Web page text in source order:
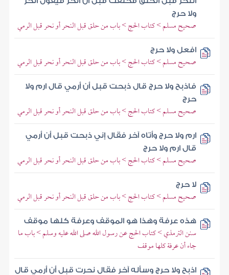
ولا حرج
صحيح مسلم > كتاب الحج > باب من حلق قبل النحر أو نحر قبل الرمي
افعل ولا حرج
صحيح مسلم > كتاب الحج > باب من حلق قبل النحر أو نحر قبل الرمي
فاذبح ولا حرج قال ذبحت قبل أن أرمي قال ارم ولا
حرج
صحيح مسلم > كتاب الحج > باب من حلق قبل النحر أو نحر قبل الرمي
ارم ولا حرج وأتاه آخر فقال إني ذبحت قبل أن أرمي
قال ارم ولا حرج
صحيح مسلم > كتاب الحج > باب من حلق قبل النحر أو نحر قبل الرمي
لا حرج
صحيح مسلم > كتاب الحج > باب من حلق قبل النحر أو نحر قبل الرمي
هذه عرفة وهذا هو الموقف وعرفة كلها موقف
سنن الترمذي > كتاب الحج عن رسول الله صلى الله عليه وسلم > باب ما
جاء أن عرفة كلها موقف
اذبح ولا حرج وسأله آخر فقال نحرت قبل أن أرمي قال